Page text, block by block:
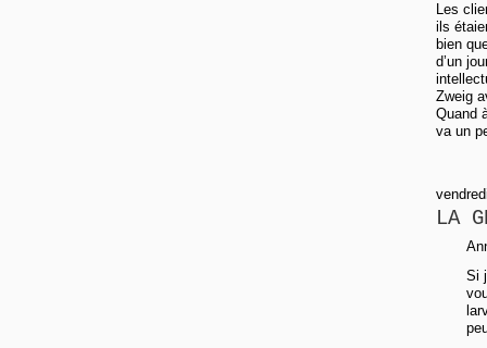
Les
ils
bien
d’un
Zweig
Quand
va un
LA
Si